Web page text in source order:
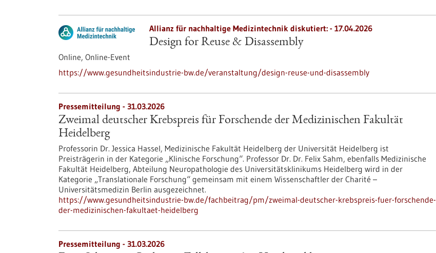
Allianz für nachhaltige Medizintechnik diskutiert: - 17.04.2026
Design for Reuse & Disassembly
Online, Online-Event
https://www.gesundheitsindustrie-bw.de/veranstaltung/design-reuse-und-disassembly
Pressemitteilung - 31.03.2026
Zweimal deutscher Krebspreis für Forschende der Medizinischen Fakultät
Heidelberg
Professorin Dr. Jessica Hassel, Medizinische Fakultät Heidelberg der Universität Heidelberg ist
Preisträgerin in der Kategorie „Klinische Forschung“. Professor Dr. Dr. Felix Sahm, ebenfalls Medizinische
Fakultät Heidelberg, Abteilung Neuropathologie des Universitätsklinikums Heidelberg wird in der
Kategorie „Translationale Forschung“ gemeinsam mit einem Wissenschaftler der Charité –
Universitätsmedizin Berlin ausgezeichnet.
https://www.gesundheitsindustrie-bw.de/fachbeitrag/pm/zweimal-deutscher-krebspreis-fuer-forschende-
der-medizinischen-fakultaet-heidelberg
Pressemitteilung - 31.03.2026